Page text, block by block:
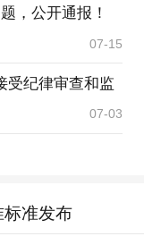
，公开通报！
07-15
受纪律审查和监
07-03
标准发布